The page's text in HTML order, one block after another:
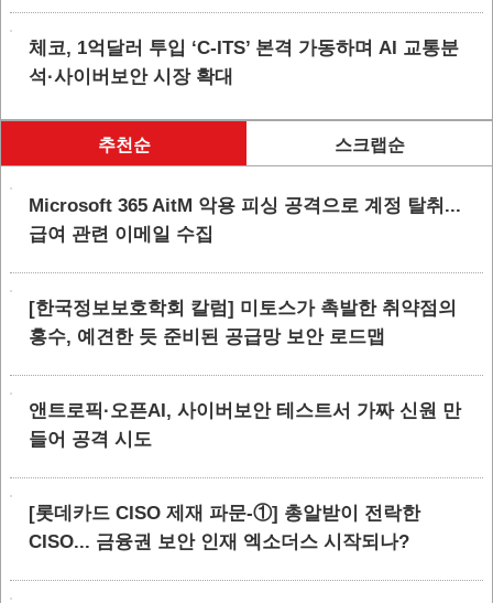
체코, 1억달러 투입 ‘C-ITS’ 본격 가동하며 AI 교통분
석·사이버보안 시장 확대
추천순 스크랩순
Microsoft 365 AitM 악용 피싱 공격으로 계정 탈취...
급여 관련 이메일 수집
[한국정보보호학회 칼럼] 미토스가 촉발한 취약점의
홍수, 예견한 듯 준비된 공급망 보안 로드맵
앤트로픽·오픈AI, 사이버보안 테스트서 가짜 신원 만
들어 공격 시도
[롯데카드 CISO 제재 파문-①] 총알받이 전락한
CISO... 금융권 보안 인재 엑소더스 시작되나?